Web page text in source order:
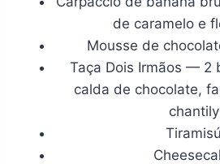
de caramelo e
Mousse de
Taça Dois Irmãos — 2
calda de chocolate,